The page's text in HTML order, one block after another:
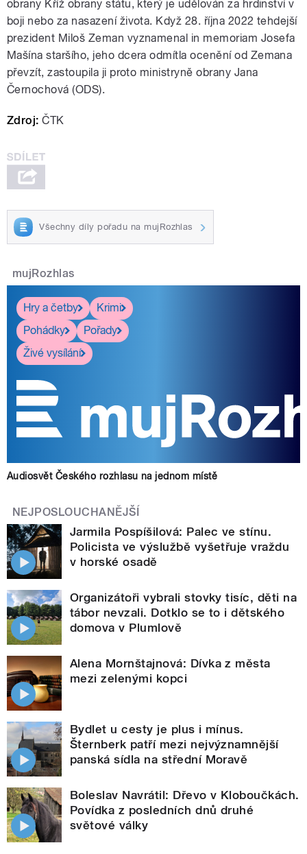
obrany Kříž obrany státu, který je udělován za hrdinství v
boji nebo za nasazení života. Když 28. října 2022 tehdejší
prezident Miloš Zeman vyznamenal in memoriam Josefa
Mašína staršího, jeho dcera odmítla ocenění od Zemana
převzít, zastoupila ji proto ministryně obrany Jana
Černochová (ODS).
Zdroj: ČTK
Všechny díly pořadu na mujRozhlas
mujRozhlas
Hry a četby
Krimi
Pohádky
Pořady
Živé vysílání
Audiosvět Českého rozhlasu na jednom místě
NEJPOSLOUCHANĚJŠÍ
Jarmila Pospíšilová: Palec ve stínu.
Policista ve výslužbě vyšetřuje vraždu
v horské osadě
Organizátoři vybrali stovky tisíc, děti na
tábor nevzali. Dotklo se to i dětského
domova v Plumlově
Alena Mornštajnová: Dívka z města
mezi zelenými kopci
Bydlet u cesty je plus i mínus.
Šternberk patří mezi nejvýznamnější
panská sídla na střední Moravě
Boleslav Navrátil: Dřevo v Kloboučkách.
Povídka z posledních dnů druhé
světové války